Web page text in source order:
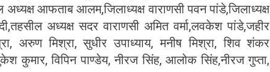
आफताब आलम,जिलाध्यक्ष वाराणसी पवन पांडे,जिलाध्यक्ष
अध्यक्ष सदर वाराणसी अमित वर्मा,लवकेश पांडे,जहीर
अरुण मिश्रा, सुधीर उपाध्याय, मनीष मिश्रा, शिव शंकर
कुमार, विपिन पाण्डेय, नीरज सिंह, आलोक सिंह,नीरज गुप्ता,